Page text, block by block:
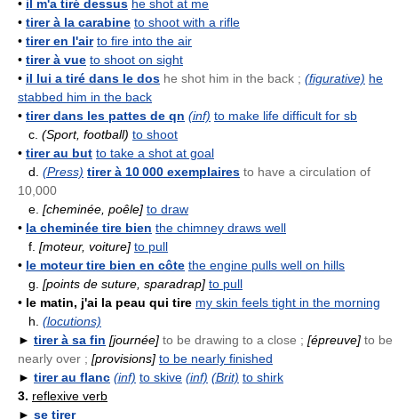
• il m'a tiré dessus he shot at me
• tirer à la carabine to shoot with a rifle
• tirer en l'air to fire into the air
• tirer à vue to shoot on sight
• il lui a tiré dans le dos he shot him in the back ; (figurative) he
stabbed him in the back
• tirer dans les pattes de qn (inf) to make life difficult for sb
c. (Sport, football) to shoot
• tirer au but to take a shot at goal
d. (Press) tirer à 10 000 exemplaires to have a circulation of
10,000
e. [cheminée, poêle] to draw
• la cheminée tire bien the chimney draws well
f. [moteur, voiture] to pull
• le moteur tire bien en côte the engine pulls well on hills
g. [points de suture, sparadrap] to pull
• le matin, j'ai la peau qui tire my skin feels tight in the morning
h. (locutions)
► tirer à sa fin [journée] to be drawing to a close ; [épreuve] to be
nearly over ; [provisions] to be nearly finished
► tirer au flanc (inf) to skive (inf) (Brit) to shirk
3. reflexive verb
► se tirer